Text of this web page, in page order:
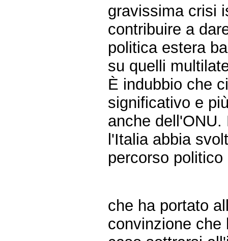
gravissima crisi
contribuire a
politica estera
su quelli
È indubbio che
significativo e
anche
l'Italia abbia
percorso politico
che ha portato
convinzione che